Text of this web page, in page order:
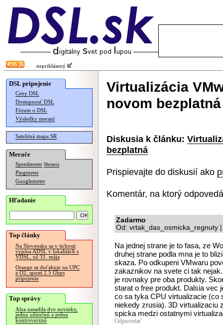
neprihlásený
DSL pripojenie
Ceny DSL
Dostupnosť DSL
Fórum o DSL
Výsledky meraní
Satelitná mapa SR
Merače
Speedmeter Merania
Pingmeter
Googlemeter
Hľadanie
Top články
Na Slovensku sa v tichosti
vypína ADSL v lokalitách s
VDSL, už 31. mája
Orange sa doťahuje na UPC
a O2, spustí 2.5 Gbps
pripojenie
Top správy
Alza nasadila dve novinky,
jednu užitočnú a jednu
kontroverznú
Virtualizácia
novom bezplatná
Diskusia k článku:
bezplatná
Prispievajte do diskusií ako
Komentár, na ktorý
Zadarmo
Od: vrtak_das_osmicka_regnuty
Na jednej strane je to fasa, ze
druhej strane podla mna je to
skaza. Po odkupeni VMwaru
zakaznikov na svete ci tak
je rovnaky pre oba produkty.
starat o free produkt. Dalsia vec
co sa tyka CPU virtualizacie (co
niekedy zrusia). 3D virtualizaciu
spicka medzi ostatnymi
Odpovedať